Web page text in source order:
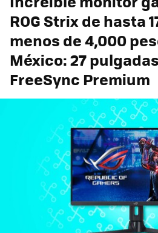
ROG Strix de hasta
menos de 4,000
México: 27
FreeSync Premium